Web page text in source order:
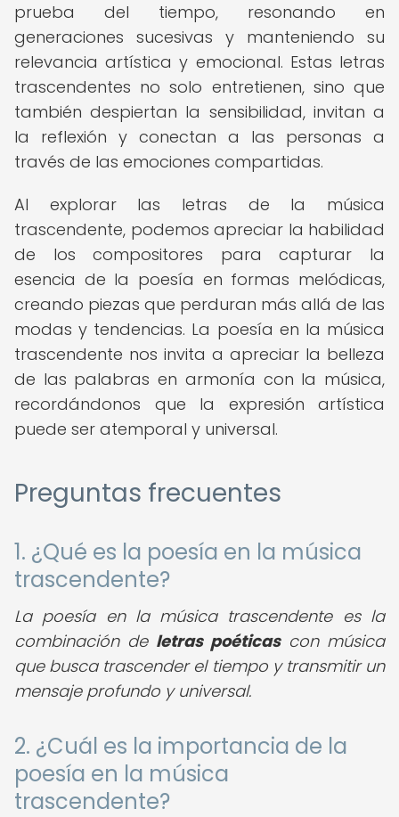
prueba del tiempo, resonando en
generaciones sucesivas y manteniendo su
relevancia artística y emocional. Estas letras
trascendentes no solo entretienen, sino que
también despiertan la sensibilidad, invitan a
la reflexión y conectan a las personas a
través de las emociones compartidas.
Al explorar las letras de la música
trascendente, podemos apreciar la habilidad
de los compositores para capturar la
esencia de la poesía en formas melódicas,
creando piezas que perduran más allá de las
modas y tendencias. La poesía en la música
trascendente nos invita a apreciar la belleza
de las palabras en armonía con la música,
recordándonos que la expresión artística
puede ser atemporal y universal.
Preguntas frecuentes
1. ¿Qué es la poesía en la música
trascendente?
La poesía en la música trascendente es la
combinación de letras poéticascon música
que busca trascender el tiempo y transmitir un
mensaje profundo y universal.
2. ¿Cuál es la importancia de la
poesía en la música
trascendente?